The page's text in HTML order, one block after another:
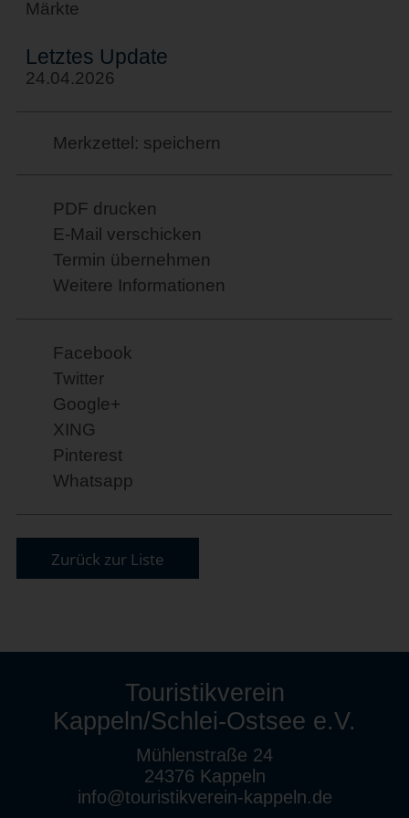
Märkte
Letztes Update
24.04.2026
Merkzettel: speichern
PDF drucken
E-Mail verschicken
Termin übernehmen
Weitere Informationen
Facebook
Twitter
Google+
XING
Pinterest
Whatsapp
Zurück zur Liste
Touristikverein
Kappeln/Schlei-Ostsee e.V.
Mühlenstraße 24
24376 Kappeln
info@touristikverein-kappeln.de